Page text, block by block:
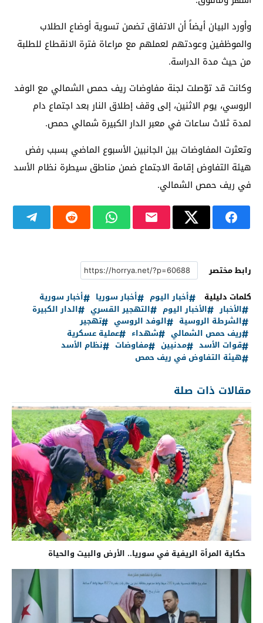
وأورد البيان أيضاً أن الاتفاق تضمن تسوية أوضاع الطلاب
والموظفين وعودتهم لعملهم مع مراعاة فترة الانقطاع للطلبة
من حيث مدة الدراسة.
وكانت قد توّصلت لجنة مفاوضات ريف حمص الشمالي مع الوفد
الروسي، يوم الاثنين، إلى وقف إطلاق النار بعد اجتماع دام
لمدة ثلاث ساعات في معبر الدار الكبيرة شمالي حمص.
وتعثرت المفاوضات بين الجانبين الأسبوع الماضي بسبب رفض
هيئة التفاوض إقامة الاجتماع ضمن مناطق سيطرة نظام الأسد
في ريف حمص الشمالي.
رابط مختصر
كلمات دليلية
أخبار اليوم أخبار سوريا
أخبار سورية
الأخبار
الأخبار اليوم التهجير القسري
الدار الكبيرة
الشرطة الروسية
الوفد الروسي
تهجير
ريف حمص الشمالي
شهداء
عملية عسكرية
قوات الأسد
مدنيين مفاوضات
نظام الأسد
هيئة التفاوض في ريف حمص
مقالات ذات صلة
حكاية المرأة الريفية في سوريا.. الأرض والبيت والحياة